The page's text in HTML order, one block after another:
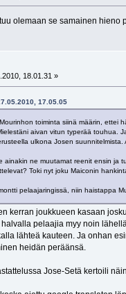
olemaan se samainen
18.01.31 »
17.05.05
toiminta siinä määrin, ettei
aivan vitun typerää touhua.
ulkona Josen suunnitelmista.
ainakin ne muutamat reenit ensin ja
Toki nyt joku Maiconin
pelaajaringissä, niin haistappa
kerran joukkueen kasaan
pelaajia myy noin
lähteä kauteen. Ja onhan
heidän peräänsä.
Jose-Setä kertoili